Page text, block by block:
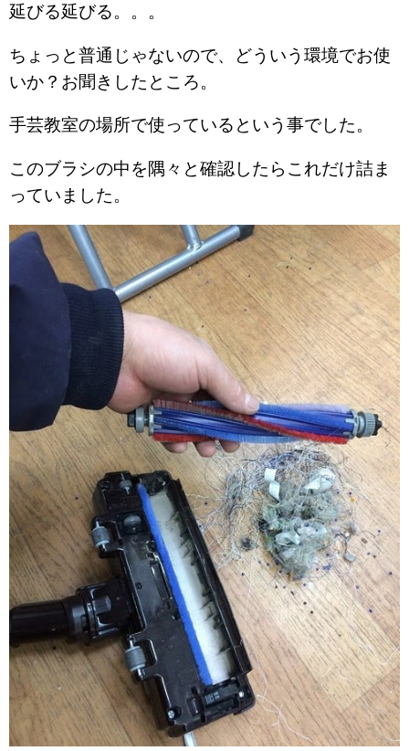
延びる延びる。。。
ちょっと普通じゃないので、どういう環境でお使
いか？お聞きしたところ。
手芸教室の場所で使っているという事でした。
このブラシの中を隅々と確認したらこれだけ詰ま
っていました。